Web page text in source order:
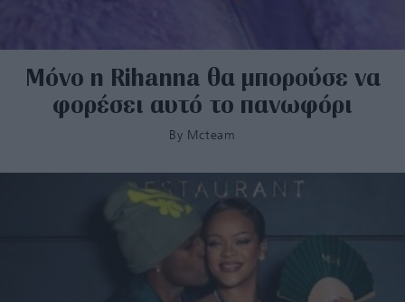
Μόνο η Rihanna θα μπορούσε να
φορέσει αυτό το πανωφόρι
By Mcteam